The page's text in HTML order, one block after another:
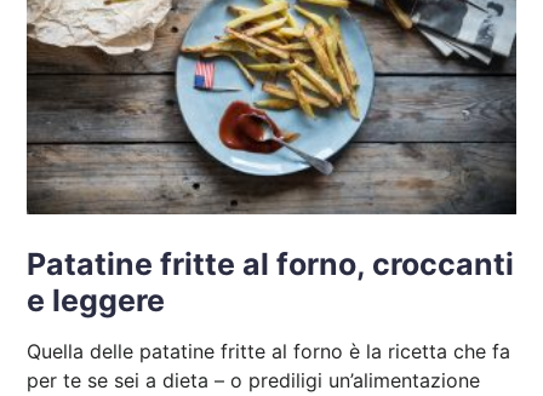
Patatine fritte al forno, croccanti
e leggere
Quella delle patatine fritte al forno è la ricetta che fa
per te se sei a dieta – o prediligi un’alimentazione